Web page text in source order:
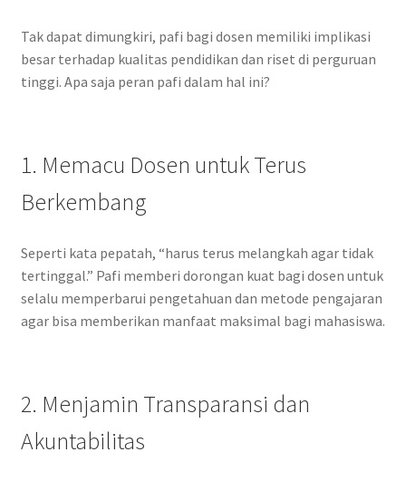
Tak dapat dimungkiri, pafi bagi dosen memiliki implikasi
besar terhadap kualitas pendidikan dan riset di perguruan
tinggi. Apa saja peran pafi dalam hal ini?
1. Memacu Dosen untuk Terus
Berkembang
Seperti kata pepatah, “harus terus melangkah agar tidak
tertinggal.” Pafi memberi dorongan kuat bagi dosen untuk
selalu memperbarui pengetahuan dan metode pengajaran
agar bisa memberikan manfaat maksimal bagi mahasiswa.
2. Menjamin Transparansi dan
Akuntabilitas